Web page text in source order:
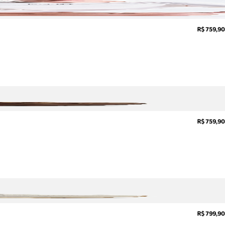
R$ 759,90
R$ 759,90
R$ 799,90